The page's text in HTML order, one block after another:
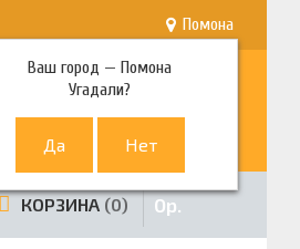
Помона
Ваш город —Помона
Угадали?
телефон
80-80
КОРЗИНА 0 0р.